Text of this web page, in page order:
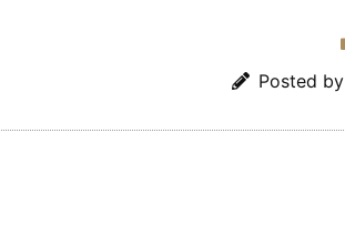
Posted by